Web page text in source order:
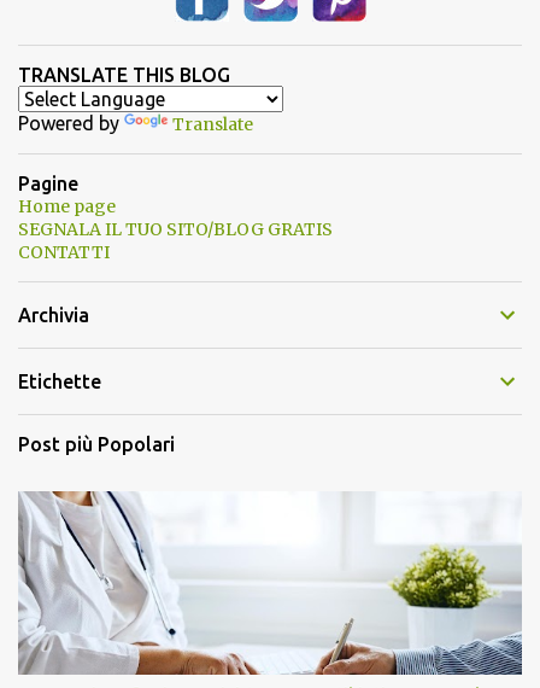
TRANSLATE THIS BLOG
Powered by Translate
Pagine
Home page
SEGNALA IL TUO SITO/BLOG GRATIS
CONTATTI
Archivia
Etichette
Post più Popolari